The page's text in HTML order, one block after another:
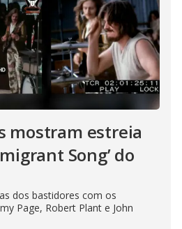
mostram estreia
Song’ do
dos bastidores com os
Page, Robert Plant e John